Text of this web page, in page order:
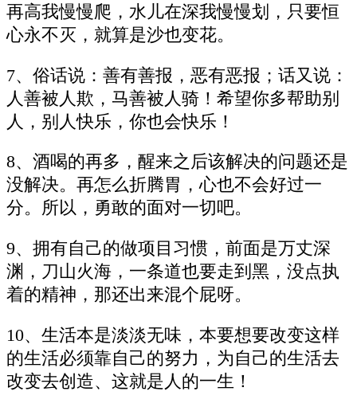
再高我慢慢爬，水儿在深我慢慢划，只要恒
心永不灭，就算是沙也变花。
7、俗话说：善有善报，恶有恶报；话又说：
人善被人欺，马善被人骑！希望你多帮助别
人，别人快乐，你也会快乐！
8、酒喝的再多，醒来之后该解决的问题还是
没解决。再怎么折腾胃，心也不会好过一
分。所以，勇敢的面对一切吧。
9、拥有自己的做项目习惯，前面是万丈深
渊，刀山火海，一条道也要走到黑，没点执
着的精神，那还出来混个屁呀。
10、生活本是淡淡无味，本要想要改变这样
的生活必须靠自己的努力，为自己的生活去
改变去创造、这就是人的一生！